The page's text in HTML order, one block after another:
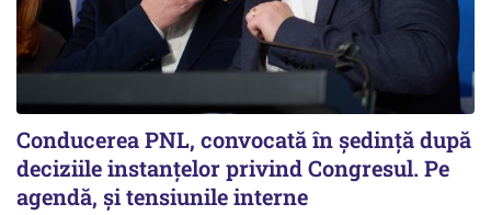
Conducerea PNL, convocată în ședință după
deciziile instanțelor privind Congresul. Pe
agendă, și tensiunile interne